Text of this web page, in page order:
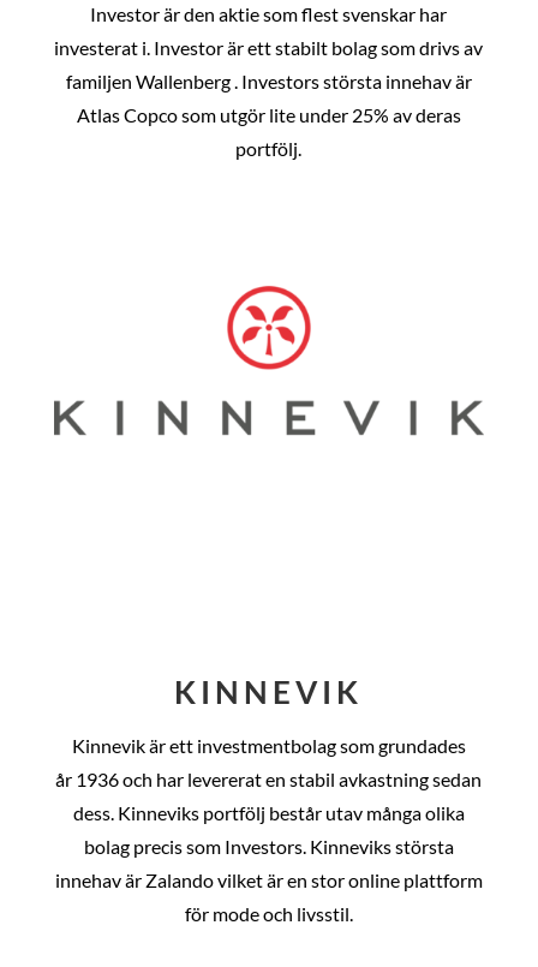
Investor är den aktie som flest svenskar har
investerat i. Investor är ett stabilt bolag som drivs av
familjen Wallenberg . Investors största innehav är
Atlas Copco som utgör lite under 25% av deras
portfölj.
KINNEVIK
Kinnevik är ett investmentbolag som grundades
år 1936 och har levererat en stabil avkastning sedan
dess. Kinneviks portfölj består utav många olika
bolag precis som Investors. Kinneviks största
innehav är Zalando vilket är en stor online plattform
för mode och livsstil.